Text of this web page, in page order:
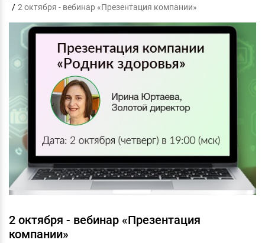
2 октября - вебинар «Презентация компании»
2 октября - вебинар «Презентация
компании»